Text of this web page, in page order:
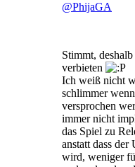
@PhijaGA
Stimmt,
verbieten
Ich weiß nicht
schlimmer
versprochen
immer nicht
das Spiel zu
anstatt dass
wird, weniger